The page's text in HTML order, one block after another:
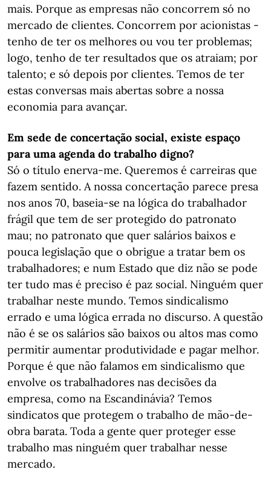
mais. Porque as empresas não concorrem só no
mercado de clientes. Concorrem por acionistas -
tenho de ter os melhores ou vou ter problemas;
logo, tenho de ter resultados que os atraiam; por
talento; e só depois por clientes. Temos de ter
estas conversas mais abertas sobre a nossa
economia para avançar.
Em sede de concertação social, existe espaço
para uma agenda do trabalho digno?
Só o título enerva-me. Queremos é carreiras que
fazem sentido. A nossa concertação parece presa
nos anos 70, baseia-se na lógica do trabalhador
frágil que tem de ser protegido do patronato
mau; no patronato que quer salários baixos e
pouca legislação que o obrigue a tratar bem os
trabalhadores; e num Estado que diz não se pode
ter tudo mas é preciso é paz social. Ninguém quer
trabalhar neste mundo. Temos sindicalismo
errado e uma lógica errada no discurso. A questão
não é se os salários são baixos ou altos mas como
permitir aumentar produtividade e pagar melhor.
Porque é que não falamos em sindicalismo que
envolve os trabalhadores nas decisões da
empresa, como na Escandinávia? Temos
sindicatos que protegem o trabalho de mão-de-
obra barata. Toda a gente quer proteger esse
trabalho mas ninguém quer trabalhar nesse
mercado.